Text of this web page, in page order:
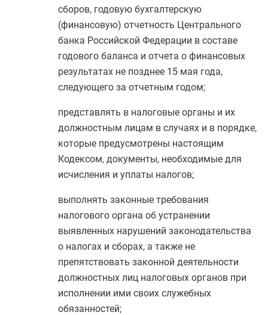
сборов, годовую бухгалтерскую
(финансовую) отчетность Центрального
банка Российской Федерации в составе
годового баланса и отчета о финансовых
результатах не позднее 15 мая года,
следующего за отчетным годом;
представлять в налоговые органы и их
должностным лицам в случаях и в порядке,
которые предусмотрены настоящим
Кодексом, документы, необходимые для
исчисления и уплаты налогов;
выполнять законные требования
налогового органа об устранении
выявленных нарушений законодательства
о налогах и сборах, а также не
препятствовать законной деятельности
должностных лиц налоговых органов при
исполнении ими своих служебных
обязанностей;